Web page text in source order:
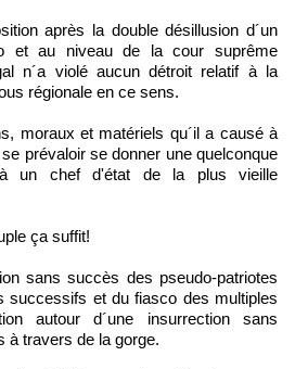
après la double désillusion d´un
et au niveau de la cour suprême
n´a violé aucun détroit relatif à la
régionale en ce sens.
moraux et matériels qu´il a causé à
prévaloir se donner une quelconque
un chef d'état de la plus vieille
ça suffit!
sans succès des pseudo-patriotes
successifs et du fiasco des multiples
autour d´une insurrection sans
à travers de la gorge.